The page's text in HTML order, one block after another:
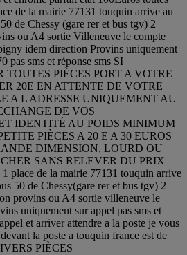
de la mairie 77131 touquin arrive au
de Chessy (gare rer et bus tgv) 2
ou A4 sortie Villeneuve le compte
idem direction Provins uniquement
pas sms et réponse sms SI
PIÈCES PORT A VOTRE
20E EN ATTENTE DE VOTRE
A L ADRESSE UNIQUEMENT AU
DE VOS
IDENTITÉ AU POIDS MINIMUM
PIÈCES A 20 E A 30 EUROS
DIMENSION, LOURD OU
SANS RELEVER DU PRIX
place de la mairie 77131 touquin arrive
50 de Chessy(gare rer et bus tgv) 2
provins ou A4 sortie villeneuve le
uniquement sur appel pas sms et
et arriver attendre a la poste je vous
la poste a touquin france est de
PIÈCES